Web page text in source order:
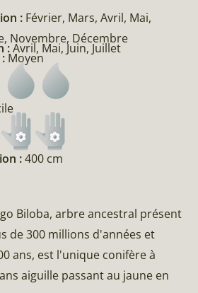
: Février, Mars, Avril, Mai,
Novembre, Décembre
:Avril, Mai, Juin, Juillet
Moyen
:400 cm
Biloba, arbre ancestral présent
de 300 millions d'années et
ans, est l'unique conifère à
aiguille passant au jaune en